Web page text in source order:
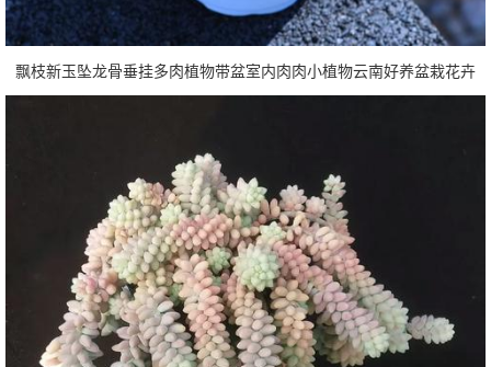
飘枝新玉坠龙骨垂挂多肉植物带盆室内肉肉小植物云南好养盆栽花卉